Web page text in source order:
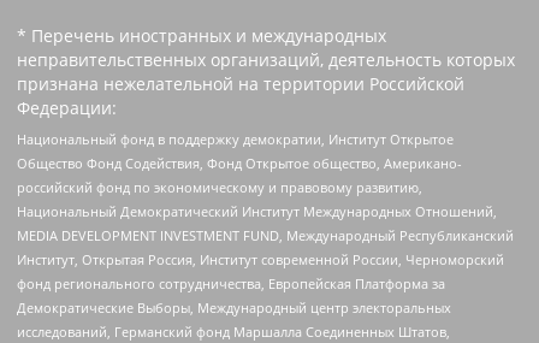
* Перечень иностранных и международных
неправительственных организаций, деятельность которых
признана нежелательной на территории Российской
Федерации:
Национальный фонд в поддержку демократии, Институт Открытое
Общество Фонд Содействия, Фонд Открытое общество, Американо-
российский фонд по экономическому и правовому развитию,
Национальный Демократический Институт Международных Отношений,
MEDIA DEVELOPMENT INVESTMENT FUND, Международный Республиканский
Институт, Открытая Россия, Институт современной России, Черноморский
фонд регионального сотрудничества, Европейская Платформа за
Демократические Выборы, Международный центр электоральных
исследований, Германский фонд Маршалла Соединенных Штатов,